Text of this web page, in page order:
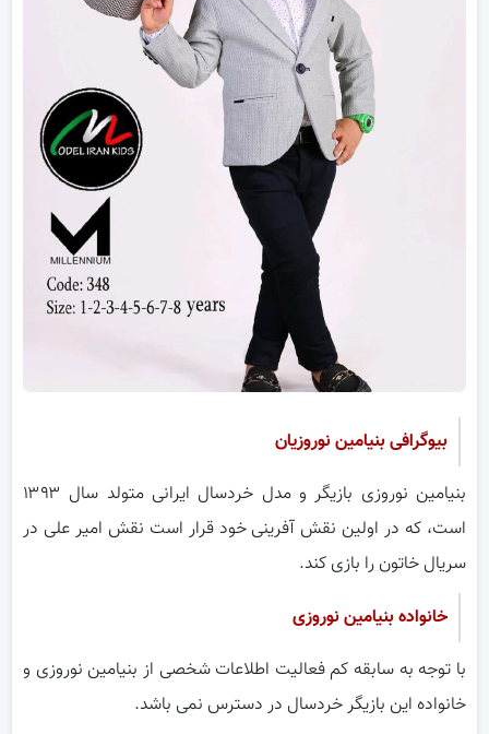
بیوگرافی بنیامین نوروزیان
بنیامین نوروزی بازیگر و مدل خردسال ایرانی متولد سال ۱۳۹۳
است، که در اولین نقش آفرینی خود قرار است نقش امیر علی در
سریال خاتون را بازی کند.
خانواده بنیامین نوروزی
با توجه به سابقه کم فعالیت اطلاعات شخصی از بنیامین نوروزی و
خانواده این بازیگر خردسال در دسترس نمی باشد.